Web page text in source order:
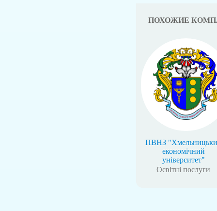
ПОХОЖИЕ
ПВНЗ
економічний
університет"
Освітні послуги